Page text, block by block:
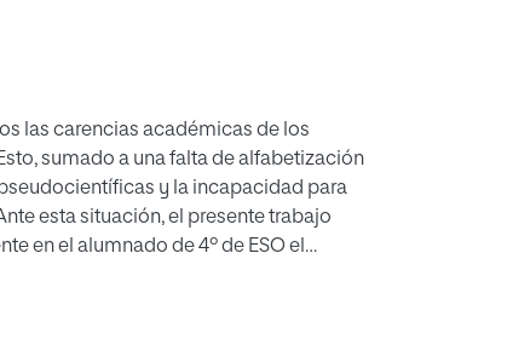
las carencias académicas de los
sumado a una falta de alfabetización
y la incapacidad para
esta situación, el presente trabajo
en el alumnado de 4º de ESO el
que se han analizado aspectos como
pseudociencia en la sociedad y la